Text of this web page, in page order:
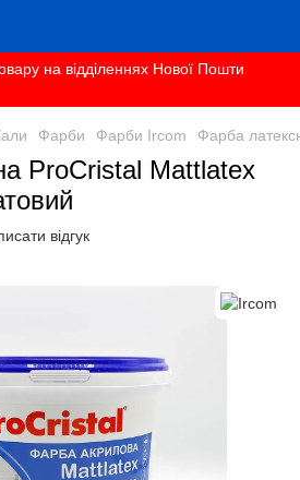
на відділеннях Нової Пошти
Фарби Фарби Ircom Фарба
ProCristal Mattlatex
відгук